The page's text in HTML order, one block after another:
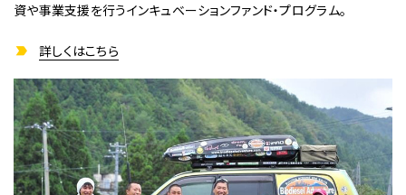
資や事業支援を行うインキュベーションファンド・プログラム。
詳しくはこちら